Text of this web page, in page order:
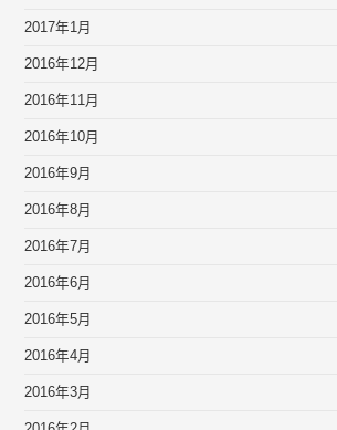
2017年1月
2016年12月
2016年11月
2016年10月
2016年9月
2016年8月
2016年7月
2016年6月
2016年5月
2016年4月
2016年3月